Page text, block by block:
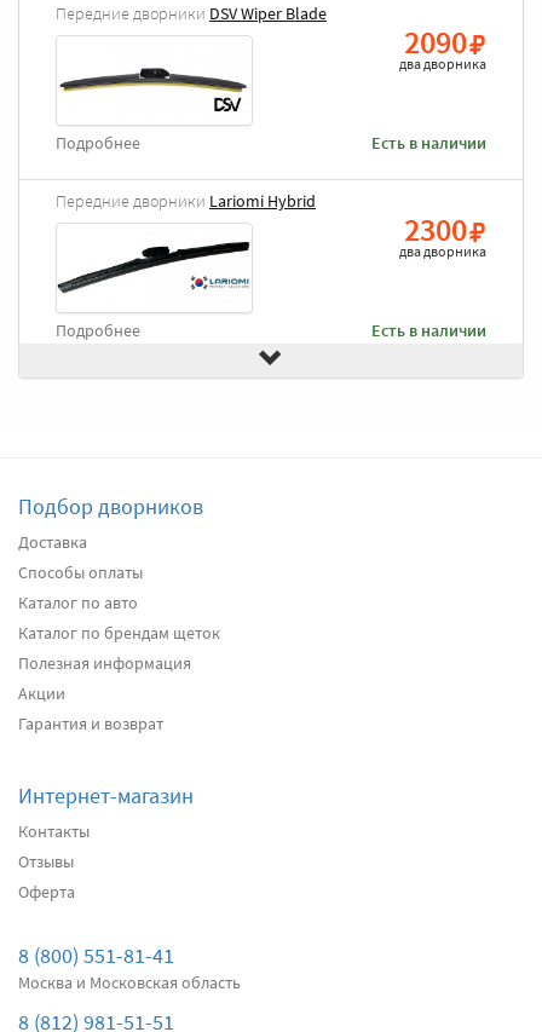
Передние дворники DSV Wiper Blade
2090
два дворника
Есть в наличии
Подробнее
Передние дворники Lariomi Hybrid
2300
два дворника
Есть в наличии
Подробнее
Подробнее
Передние дворники
Подробнее
Подробнее
Передние дворники
Подбор дворников
Доставка
Способы оплаты
Каталог по авто
Каталог по брендам щеток
Полезная информация
Акции
Гарантия и возврат
Интернет-магазин
Контакты
Отзывы
Оферта
8 (800) 551-81-41
Москва и Московская область
8 (812) 981-51-51